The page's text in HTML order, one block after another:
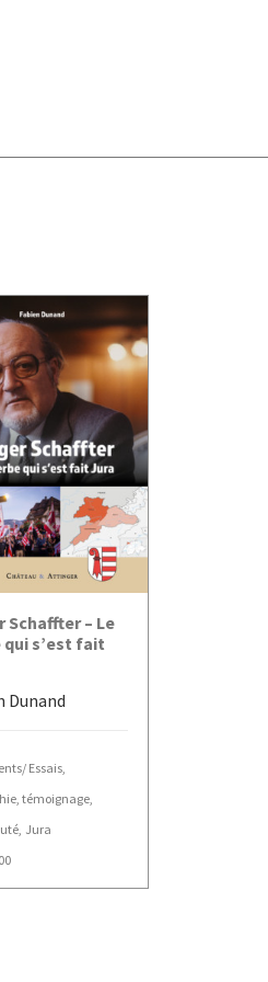
AU PANIER
Schaffter – Le
qui s’est fait
Dunand
Essais,
témoignage,
, Jura